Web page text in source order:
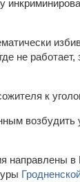
не
к
возбудить
направлены